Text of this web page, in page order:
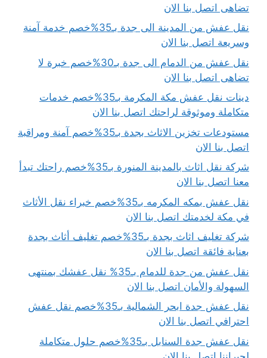
تضاهى اتصل بنا الان
نقل عفش من المدينة الى جدة بـ35%خصم خدمة آمنة
وسريعة اتصل بنا الان
نقل عفش من الدمام الى جدة بـ30%خصم خبرة لا
تضاهى اتصل بنا الان
دينات نقل عفش مكة المكرمة بـ35%خصم خدمات
متكاملة وموثوقة لراحتك اتصل بنا الان
مستودعات تخزين الاثاث بجدة بـ35%خصم آمنة ومراقبة
اتصل بنا الان
شركة نقل اثاث بالمدينة المنورة بـ35%خصم راحتك تبدأ
معنا اتصل بنا الان
نقل عفش بمكه المكرمه بـ35%خصم خبراء نقل الأثاث
في مكة لخدمتك اتصل بنا الان
شركة تغليف اثاث بجدة بـ35%خصم تغليف أثاث بجدة
بعناية فائقة اتصل بنا الان
نقل عفش من جدة للدمام بـ35% نقل عفشك بمنتهى
السهولة والأمان اتصل بنا الان
نقل عفش جدة ابحر الشمالية بـ35%خصم نقل عفش
احترافي اتصل بنا الان
نقل عفش جدة السنابل بـ35%خصم حلول متكاملة